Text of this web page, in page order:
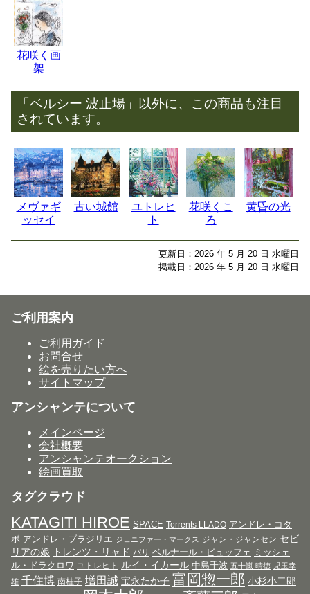
花咲く画
架
「ベルシー 波止場」以外に、この商品も注目
されています。
メヴァギ
ッセイ
古い城館
ユトレヒ
ト
花咲くこ
ろ
黄昏の光
更新日：2026 年 5 月 20 日 水曜日
掲載日：2026 年 5 月 20 日 水曜日
ご利用案内
ご利用ガイド
お問合せ
絵を売りたい方へ
サイトマップ
アンシャンテについて
メインページ
会社概要
アンシャンテオークション
絵画買取
タグクラウド
KATAGITI HIROE SPACE Torrents LLADO アンドレ・コタ
ボ アンドレ・ブラジリエ ジェニファー・マークス ジャン・ジャンセン セビ
リアの娘
トレンツ・リャド パリ ベルナール・ビュッフェ ミッシェ
ル・ドラクロワ ユトレヒト ルイ・イカール 中島千波 五十嵐 晴徳 児玉幸
雄 千住博 南桂子 増田誠 宝永たか子 富岡惣一郎 小杉小二郎